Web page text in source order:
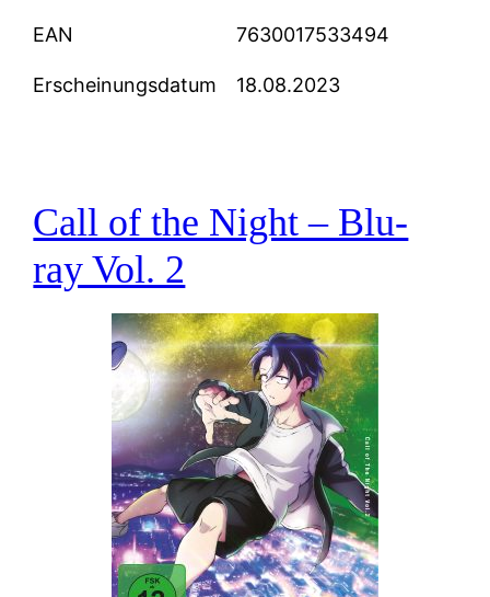
EAN 7630017533494
Erscheinungsdatum 18.08.2023
Call of the Night – Blu-
ray Vol. 2